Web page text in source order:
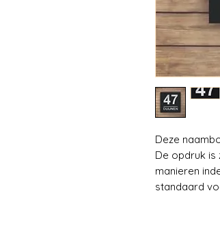
Deze
De opdruk is
manieren
standaard